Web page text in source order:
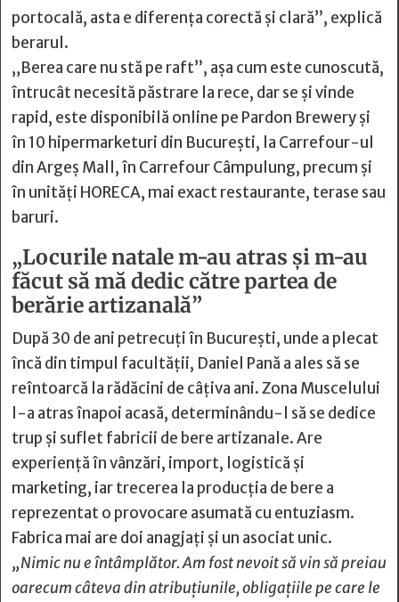
portocală, asta e diferența corectă și clară”, explică
berarul.
„Berea care nu stă pe raft”, așa cum este cunoscută,
întrucât necesită păstrare la rece, dar se și vinde
rapid, este disponibilă online pe Pardon Brewery și
în 10 hipermarketuri din București, la Carrefour-ul
din Argeș Mall, în Carrefour Câmpulung, precum și
în unități HORECA, mai exact restaurante, terase sau
baruri.
„Locurile natale m-au atras și m-au
făcut să mă dedic către partea de
berărie artizanală”
După 30 de ani petrecuți în București, unde a plecat
încă din timpul facultății, Daniel Pană a ales să se
reîntoarcă la rădăcini de câțiva ani. Zona Muscelului
l-a atras înapoi acasă, determinându-l să se dedice
trup și suflet fabricii de bere artizanale. Are
experiență în vânzări, import, logistică și
marketing, iar trecerea la producția de bere a
reprezentat o provocare asumată cu entuziasm.
Fabrica mai are doi anagjați și un asociat unic.
„Nimic nu e întâmplător. Am fost nevoit să vin să preiau
oarecum câteva din atribuțiunile, obligațiile pe care le